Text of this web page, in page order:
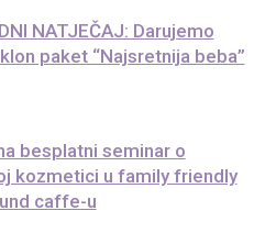
NATJEČAJ: Darujemo
paket “Najsretnija beba”
besplatni seminar o
kozmetici u family friendly
caffe-u